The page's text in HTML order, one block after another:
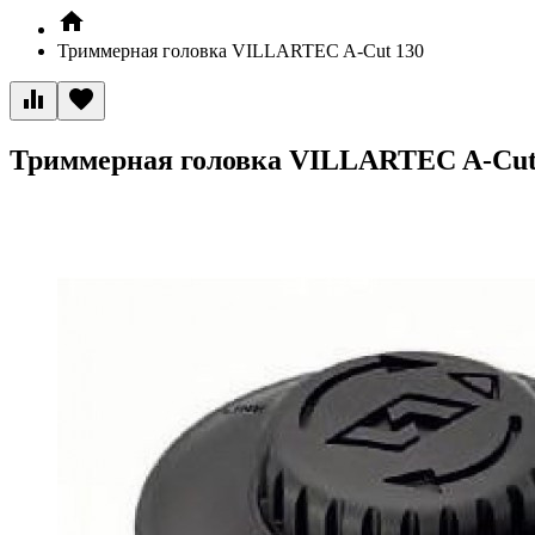
Триммерная головка VILLARTEC A-Cut 130
Триммерная головка VILLARTEC A-